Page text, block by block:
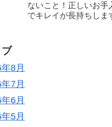
ないこと！正しいお手
でキレイが長持ちしま
8月
7月
6月
5月